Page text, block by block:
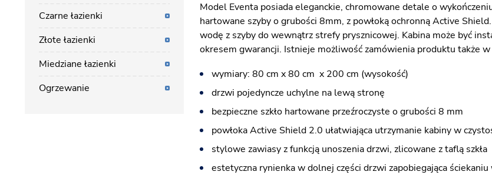
Model Eventa posiada eleganckie, chromowane detale o
hartowane szyby o grubości 8mm, z powłoką ochronną Active
wodę z szyby do wewnątrz strefy prysznicowej. Kabina może być
okresem gwarancji. Istnieje możliwość zamówienia produktu także
wymiary: 80 cm x 80 cm x 200 cm (wysokość)
drzwi pojedyncze uchylne na lewą stronę
bezpieczne szkło hartowane przeźroczyste o grubości 8 mm
powłoka Active Shield 2.0 ułatwiająca utrzymanie kabiny w
stylowe zawiasy z funkcją unoszenia drzwi, zlicowane z taflą szkła
estetyczna rynienka w dolnej części drzwi zapobiegająca ściekaniu
Czarne łazienki
Złote łazienki
Miedziane łazienki
Ogrzewanie